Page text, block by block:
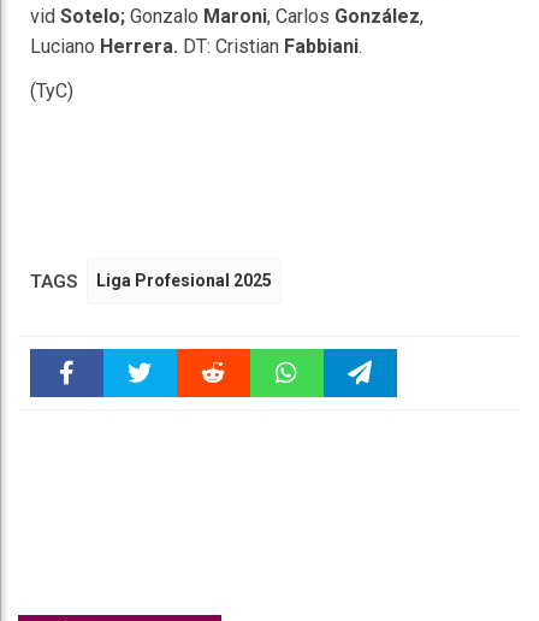
vid Sotelo; Gonzalo Maroni, Carlos González,
Luciano Herrera. DT: Cristian Fabbiani.
(TyC)
TAGS Liga Profesional 2025